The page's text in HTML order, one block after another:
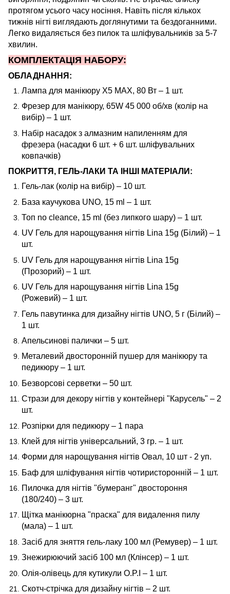
протягом усього часу носіння. Навіть після кількох
тижнів нігті виглядають доглянутими та бездоганними.
Легко видаляється без пилок та шліфувальників за 5-7
хвилин.
КОМПЛЕКТАЦІЯ НАБОРУ:
ОБЛАДНАННЯ:
Лампа для манікюру X5 MAX, 80 Вт – 1 шт.
Фрезер для манікюру, 65W 45 000 об/хв (колір на
вибір) – 1 шт.
Набір насадок з алмазним напиленням для
фрезера (насадки 6 шт. + 6 шт. шліфувальних
ковпачків)
ПОКРИТТЯ, ГЕЛЬ-ЛАКИ ТА ІНШІ МАТЕРІАЛИ:
Гель-лак (колір на вибір) – 10 шт.
База каучукова UNO, 15 ml – 1 шт.
Топ no cleance, 15 ml (без липкого шару) – 1 шт.
UV Гель для нарощування нігтів Lina 15g (Білий) – 1
шт.
UV Гель для нарощування нігтів Lina 15g
(Прозорий) – 1 шт.
UV Гель для нарощування нігтів Lina 15g
(Рожевий) – 1 шт.
Гель павутинка для дизайну нігтів UNO, 5 г (Білий) –
1 шт.
Апельсинові палички – 5 шт.
Металевий двосторонній пушер для манікюру та
педикюру – 1 шт.
Безворсові серветки – 50 шт.
Стрази для декору нігтів у контейнері "Карусель" – 2
шт.
Розпірки для педикюру – 1 пара
Клей для нігтів універсальний, 3 гр. – 1 шт.
Форми для нарощування нігтів Овал, 10 шт - 2 уп.
Баф для шліфування нігтів чотиристоронній – 1 шт.
Пилочка для нігтів "бумеранг" двостороння
(180/240) – 3 шт.
Щітка манікюрна "праска" для видалення пилу
(мала) – 1 шт.
Засіб для зняття гель-лаку 100 мл (Ремувер) – 1 шт.
Знежирюючий засіб 100 мл (Клінсер) – 1 шт.
Олія-олівець для кутикули O.P.I – 1 шт.
Скотч-стрічка для дизайну нігтів – 2 шт.